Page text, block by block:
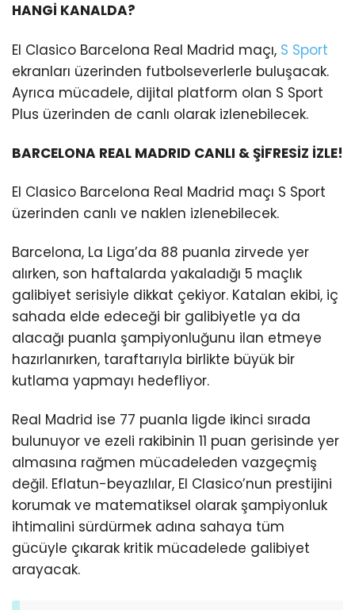
HANGİ KANALDA?
El Clasico Barcelona Real Madrid maçı, S Sport
ekranları üzerinden futbolseverlerle buluşacak.
Ayrıca mücadele, dijital platform olan S Sport
Plus üzerinden de canlı olarak izlenebilecek.
BARCELONA REAL MADRID CANLI & ŞİFRESİZ İZLE!
El Clasico Barcelona Real Madrid maçı S Sport
üzerinden canlı ve naklen izlenebilecek.
Barcelona, La Liga’da 88 puanla zirvede yer
alırken, son haftalarda yakaladığı 5 maçlık
galibiyet serisiyle dikkat çekiyor. Katalan ekibi, iç
sahada elde edeceği bir galibiyetle ya da
alacağı puanla şampiyonluğunu ilan etmeye
hazırlanırken, taraftarıyla birlikte büyük bir
kutlama yapmayı hedefliyor.
Real Madrid ise 77 puanla ligde ikinci sırada
bulunuyor ve ezeli rakibinin 11 puan gerisinde yer
almasına rağmen mücadeleden vazgeçmiş
değil. Eflatun-beyazlılar, El Clasico’nun prestijini
korumak ve matematiksel olarak şampiyonluk
ihtimalini sürdürmek adına sahaya tüm
gücüyle çıkarak kritik mücadelede galibiyet
arayacak.